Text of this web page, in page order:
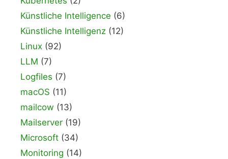
Künstliche Intelligence (6)
Künstliche Intelligenz (12)
Linux (92)
LLM (7)
Logfiles (7)
macOS (11)
mailcow (13)
Mailserver (19)
Microsoft (34)
Monitoring (14)